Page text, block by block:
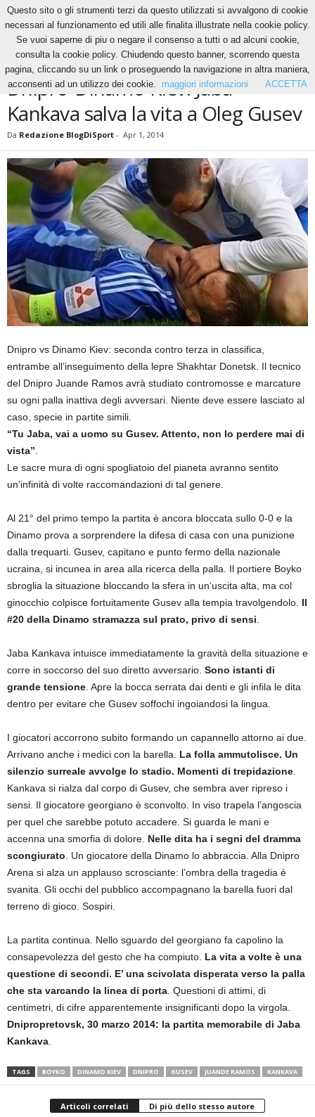
News Dnipro-Dinamo Kiev: Jaba Kankava salva la vita a Oleg Gusev
NEWS
Dnipro-Dinamo Kiev: Jaba
Kankava salva la vita a Oleg Gusev
Da Redazione BlogDiSport - Apr 1, 2014
Dnipro vs Dinamo Kiev: seconda contro terza in classifica,
entrambe all’inseguimento della lepre Shakhtar Donetsk. Il tecnico
del Dnipro Juande Ramos avrà studiato contromosse e marcature
su ogni palla inattiva degli avversari. Niente deve essere lasciato al
caso, specie in partite simili.
“Tu Jaba, vai a uomo su Gusev. Attento, non lo perdere mai di
vista”
Le sacre mura di ogni spogliatoio del pianeta avranno sentito
un’infinità di volte raccomandazioni di tal genere.
Al 21° del primo tempo la partita è ancora bloccata sullo 0-0 e la
Dinamo prova a sorprendere la difesa di casa con una punizione
dalla trequarti. Gusev, capitano e punto fermo della nazionale
ucraina, si incunea in area alla ricerca della palla. Il portiere Boyko
sbroglia la situazione bloccando la sfera in un’uscita alta, ma col
ginocchio colpisce fortuitamente Gusev alla tempia travolgendolo. Il
#20 della Dinamo stramazza sul prato, privo di sensi
Jaba Kankava intuisce immediatamente la gravità della situazione e
corre in soccorso del suo diretto avversario. Sono istanti di
grande tensione . Apre la bocca serrata dai denti e gli infila le dita
dentro per evitare che Gusev soffochi ingoiandosi la lingua.
I giocatori accorrono subito formando un capannello attorno ai due.
Arrivano anche i medici con la barella. La folla ammutolisce. Un
silenzio surreale avvolge lo stadio. Momenti di trepidazione
Kankava si rialza dal corpo di Gusev, che sembra aver ripreso i
sensi. Il giocatore georgiano è sconvolto. In viso trapela l’angoscia
per quel che sarebbe potuto accadere. Si guarda le mani e
accenna una smorfia di dolore. Nelle dita ha i segni del dramma
scongiurato . Un giocatore della Dinamo lo abbraccia. Alla Dnipro
Arena si alza un applauso scrosciante: l’ombra della tragedia è
svanita. Gli occhi del pubblico accompagnano la barella fuori dal
terreno di gioco. Sospiri.
La partita continua. Nello sguardo del georgiano fa capolino la
consapevolezza del gesto che ha compiuto. La vita a volte è una
questione di secondi. E’ una scivolata disperata verso la palla
che sta varcando la linea di porta . Questioni di attimi, di
centimetri, di cifre apparentemente insignificanti dopo la virgola.
Dnipropretovsk, 30 marzo 2014: la partita memorabile di Jaba
Kankava
TAGS BOYKO DINAMO KIEV DNIPRO GUSEV JUANDE RAMOS KANKAVA
Articoli correlati Di più dello stesso autore
Questo sito o gli strumenti terzi da questo utilizzati si avvalgono di cookie
necessari al funzionamento ed utili alle finalita illustrate nella cookie policy.
Se vuoi saperne di piu o negare il consenso a tutti o ad alcuni cookie,
consulta la cookie policy. Chiudendo questo banner, scorrendo questa
pagina, cliccando su un link o proseguendo la navigazione in altra maniera,
acconsenti ad un utilizzo dei cookie.
maggiori informazioni ACCETTA